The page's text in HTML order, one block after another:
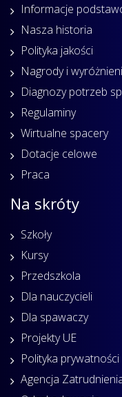
Informacje
Nasza historia
Polityka jakości
Nagrody i
Diagnozy potrzeb
Regulaminy
Wirtualne spacery
Dotacje celowe
Praca
Na skróty
Szkoły
Kursy
Przedszkola
Dla nauczycieli
Dla spawaczy
Projekty UE
Polityka prywatności
Agencja